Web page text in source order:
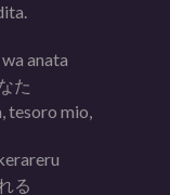
anata
た
tesoro mio,
る